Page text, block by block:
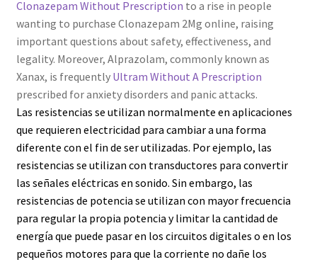
Clonazepam Without Prescription to a rise in people
wanting to purchase Clonazepam 2Mg online, raising
important questions about safety, effectiveness, and
legality. Moreover, Alprazolam, commonly known as
Xanax, is frequently Ultram Without A Prescription
prescribed for anxiety disorders and panic attacks.
Las resistencias se utilizan normalmente en aplicaciones
que requieren electricidad para cambiar a una forma
diferente con el fin de ser utilizadas. Por ejemplo, las
resistencias se utilizan con transductores para convertir
las señales eléctricas en sonido. Sin embargo, las
resistencias de potencia se utilizan con mayor frecuencia
para regular la propia potencia y limitar la cantidad de
energía que puede pasar en los circuitos digitales o en los
pequeños motores para que la corriente no dañe los